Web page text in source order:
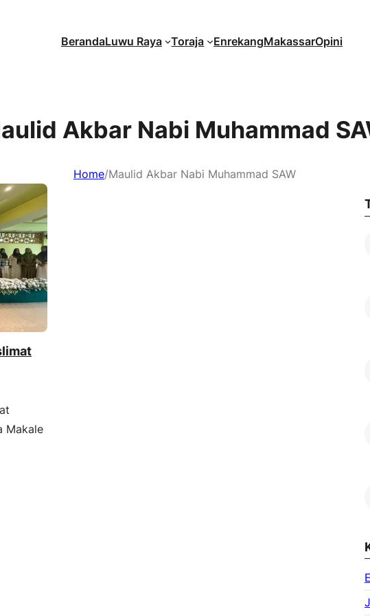
BerandaLuwu Raya Toraja EnrekangMakassarOpini
Akbar Nabi Muhammad
Home/Maulid Akbar Nabi Muhammad SAW
Makale